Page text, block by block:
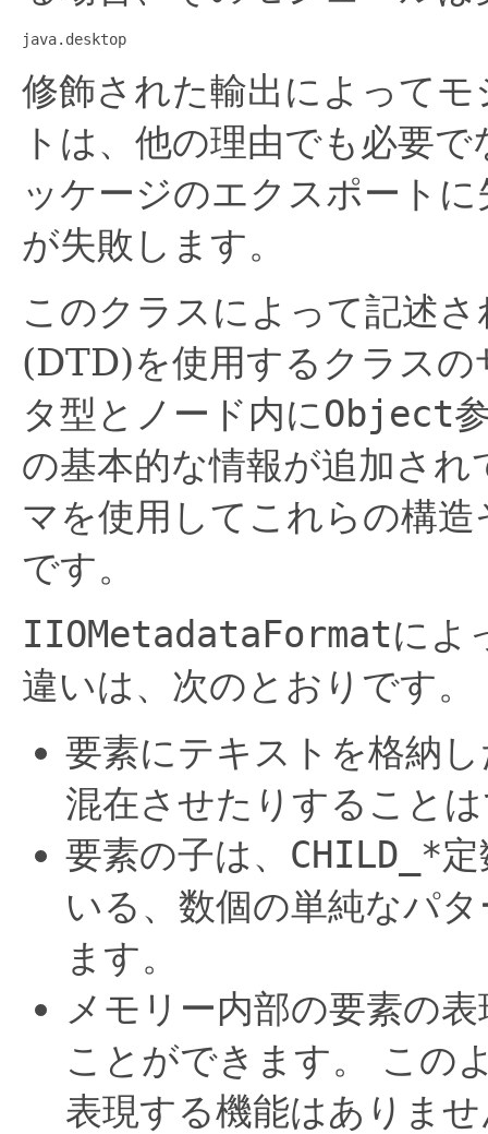
java.desktop
修飾された輸出によってモ
トは、他の理由でも必要
ッケージのエクスポート
が失敗します。
このクラスによって記述
(DTD)を使用するクラス
タ型とノード内にObject
の基本的な情報が追加され
マを使用してこれらの構
です。
IIOMetadataFormatによ
違いは、次のとおりです。
要素にテキストを格納
混在させたりすること
要素の子は、 CHILD_*
いる、数個の単純なパ
ます。
メモリー内部の要素の
ことができます。
この
表現する機能はありま